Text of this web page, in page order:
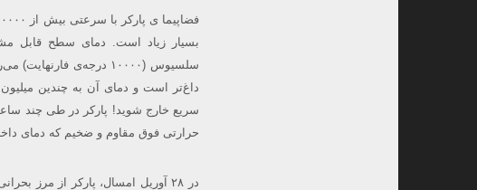
سلسیوس (۱۰۰۰۰ درجه‌ی
داغ‌تر است و دمای آن به چندین
سریع خارج شوید! پارکر در طی چند
حرارتی فوق مقاوم و ضخیم که دمای داخل فضاپیما را در حد ۳۰
در ۲۸ آوریل امسال، پارکر از مرز